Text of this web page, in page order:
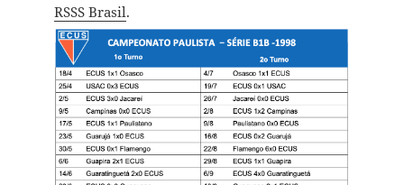
RSSS Brasil.